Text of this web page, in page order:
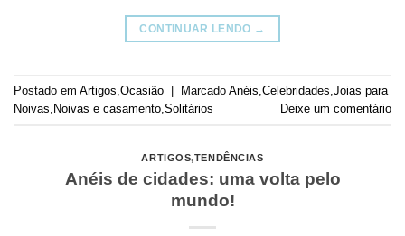
CONTINUAR LENDO →
Postado em Artigos Ocasião | Marcado Anéis Celebridades Joias para
Noivas Noivas e casamento Solitários Deixe um comentário
ARTIGOS,TENDÊNCIAS
Anéis de cidades: uma volta pelo
mundo!